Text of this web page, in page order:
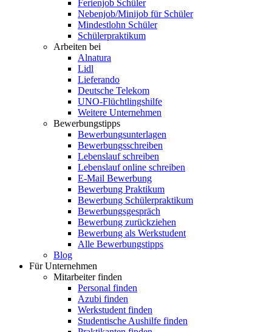
Ferienjob Schüler
Nebenjob/Minijob für Schüler
Mindestlohn Schüler
Schülerpraktikum
Arbeiten bei
Alnatura
Lidl
Lieferando
Deutsche Telekom
UNO-Flüchtlingshilfe
Weitere Unternehmen
Bewerbungstipps
Bewerbungsunterlagen
Bewerbungsschreiben
Lebenslauf schreiben
Lebenslauf online schreiben
E-Mail Bewerbung
Bewerbung Praktikum
Bewerbung Schülerpraktikum
Bewerbungsgespräch
Bewerbung zurückziehen
Bewerbung als Werkstudent
Alle Bewerbungstipps
Blog
Für Unternehmen
Mitarbeiter finden
Personal finden
Azubi finden
Werkstudent finden
Studentische Aushilfe finden